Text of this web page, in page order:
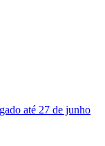
até 27 de junho